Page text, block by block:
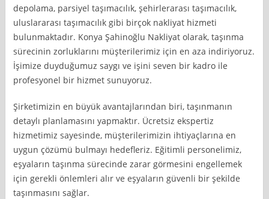
depolama, parsiyel taşımacılık, şehirlerarası taşımacılık,
uluslararası taşımacılık gibi birçok nakliyat hizmeti
bulunmaktadır. Konya Şahinoğlu Nakliyat olarak, taşınma
sürecinin zorluklarını müşterilerimiz için en aza indiriyoruz.
İşimize duyduğumuz saygı ve işini seven bir kadro ile
profesyonel bir hizmet sunuyoruz.
Şirketimizin en büyük avantajlarından biri, taşınmanın
detaylı planlamasını yapmaktır. Ücretsiz ekspertiz
hizmetimiz sayesinde, müşterilerimizin ihtiyaçlarına en
uygun çözümü bulmayı hedefleriz. Eğitimli personelimiz,
eşyaların taşınma sürecinde zarar görmesini engellemek
için gerekli önlemleri alır ve eşyaların güvenli bir şekilde
taşınmasını sağlar.